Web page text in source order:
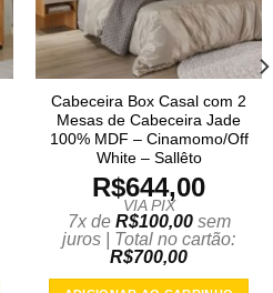
Cabeceira Box Casal com 2
Mesas de Cabeceira Jade
100% MDF – Cinamomo/Off
White – Sallêto
R$644,00
VIA PIX
7x de R$100,00sem
juros | Total no cartão:
R$700,00